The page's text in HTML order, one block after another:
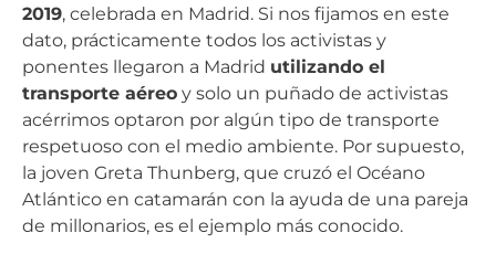
2019, celebrada en Madrid. Si nos fijamos en este
dato, prácticamente todos los activistas y
ponentes llegaron a Madrid utilizando el
transporte aéreo y solo un puñado de activistas
acérrimos optaron por algún tipo de transporte
respetuoso con el medio ambiente. Por supuesto,
la joven Greta Thunberg, que cruzó el Océano
Atlántico en catamarán con la ayuda de una pareja
de millonarios, es el ejemplo más conocido.